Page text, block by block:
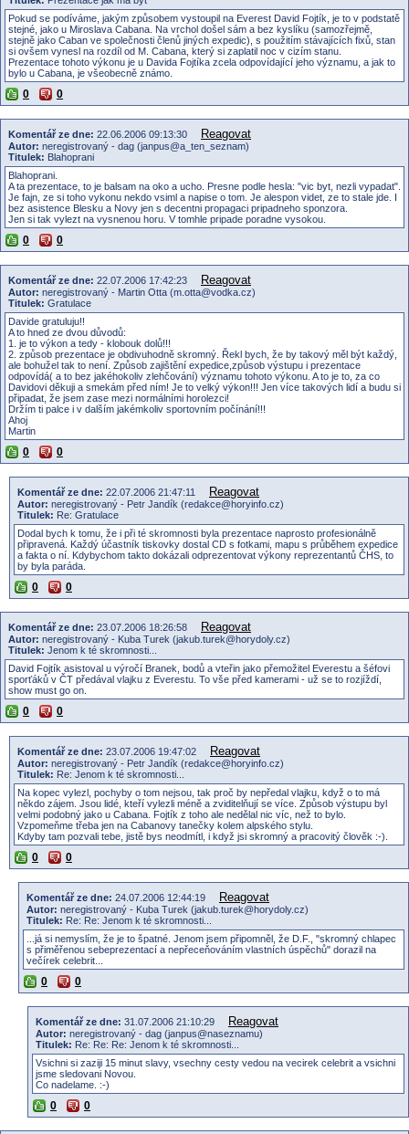
Pokud se podíváme, jakým způsobem vystoupil na Everest David Fojtík, je to v podstatě
stejné, jako u Miroslava Cabana. Na vrchol došel sám a bez kyslíku (samozřejmě,
stejně jako Caban ve společnosti členů jiných expedic), s použitím stávajících fixů, stan
si ovšem vynesl na rozdíl od M. Cabana, který si zaplatil noc v cizím stanu.
Prezentace tohoto výkonu je u Davida Fojtíka zcela odpovídající jeho významu, a jak to
bylo u Cabana, je všeobecně známo.
0 0
Komentář ze dne: 22.06.2006 09:13:30 Reagovat
Autor: neregistrovaný - dag (janpus@a_ten_seznam)
Titulek: Blahoprani
Blahoprani.
A ta prezentace, to je balsam na oko a ucho. Presne podle hesla: "vic byt, nezli vypadat".
Je fajn, ze si toho vykonu nekdo vsiml a napise o tom. Je alespon videt, ze to stale jde. I
bez asistence Blesku a Novy jen s decentni propagaci pripadneho sponzora.
Jen si tak vylezt na vysnenou horu. V tomhle pripade poradne vysokou.
0 0
Komentář ze dne: 22.07.2006 17:42:23 Reagovat
Autor: neregistrovaný - Martin Otta (m.otta@vodka.cz)
Titulek: Gratulace
Davide gratuluju!!
A to hned ze dvou důvodů:
1. je to výkon a tedy - klobouk dolů!!!
2. způsob prezentace je obdivuhodně skromný. Řekl bych, že by takový měl být každý,
ale bohužel tak to není. Způsob zajištění expedice,způsob výstupu i prezentace
odpovídá( a to bez jakéhokoliv zlehčování) významu tohoto výkonu. A to je to, za co
Davidovi děkuji a smekám před ním! Je to velký výkon!!! Jen více takových lidí a budu si
připadat, že jsem zase mezi normálními horolezci!
Držím ti palce i v dalším jakémkoliv sportovním počínání!!!
Ahoj
Martin
0 0
Komentář ze dne: 22.07.2006 21:47:11 Reagovat
Autor: neregistrovaný - Petr Jandík (redakce@horyinfo.cz)
Titulek: Re: Gratulace
Dodal bych k tomu, že i při té skromnosti byla prezentace naprosto profesionálně
připravená. Každý účastník tiskovky dostal CD s fotkami, mapu s průběhem expedice
a fakta o ní. Kdybychom takto dokázali odprezentovat výkony reprezentantů ČHS, to
by byla paráda.
0 0
Komentář ze dne: 23.07.2006 18:26:58 Reagovat
Autor: neregistrovaný - Kuba Turek (jakub.turek@horydoly.cz)
Titulek: Jenom k té skromnosti...
David Fojtík asistoval u výročí Branek, bodů a vteřin jako přemožitel Everestu a šéfovi
sporťáků v ČT předával vlajku z Everestu. To vše před kamerami - už se to rozjíždí,
show must go on.
0 0
Komentář ze dne: 23.07.2006 19:47:02 Reagovat
Autor: neregistrovaný - Petr Jandík (redakce@horyinfo.cz)
Titulek: Re: Jenom k té skromnosti...
Na kopec vylezl, pochyby o tom nejsou, tak proč by nepředal vlajku, když o to má
někdo zájem. Jsou lidé, kteří vylezli méně a zviditelňují se více. Způsob výstupu byl
velmi podobný jako u Cabana. Fojtík z toho ale nedělal nic víc, než to bylo.
Vzpomeňme třeba jen na Cabanovy tanečky kolem alpského stylu.
Kdyby tam pozvali tebe, jistě bys neodmítl, i když jsi skromný a pracovitý člověk :-).
0 0
Komentář ze dne: 24.07.2006 12:44:19 Reagovat
Autor: neregistrovaný - Kuba Turek (jakub.turek@horydoly.cz)
Titulek: Re: Re: Jenom k té skromnosti...
...já si nemyslím, že je to špatné. Jenom jsem připomněl, že D.F., "skromný chlapec
s přiměřenou sebeprezentací a nepřeceňováním vlastních úspěchů" dorazil na
večírek celebrit...
0 0
Komentář ze dne: 31.07.2006 21:10:29 Reagovat
Autor: neregistrovaný - dag (janpus@naseznamu)
Titulek: Re: Re: Re: Jenom k té skromnosti...
Vsichni si zaziji 15 minut slavy, vsechny cesty vedou na vecirek celebrit a vsichni
jsme sledovani Novou.
Co nadelame. :-)
0 0